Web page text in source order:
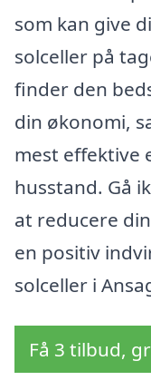
som kan give
solceller på
finder den
din økonomi,
mest effektive
husstand. Gå
at reducere
en positiv
solceller i
Få 3 tilbud,